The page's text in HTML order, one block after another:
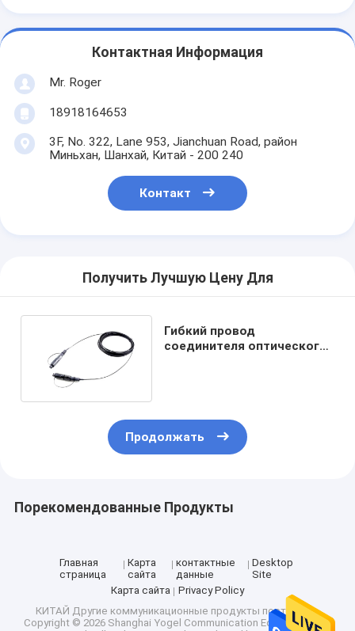
Контактная Информация
Mr. Roger
18918164653
3F, No. 322, Lane 953, Jianchuan Road, район
Миньхан, Шанхай, Китай - 200 240
Контакт
Получить Лучшую Цену Для
Гибкий провод
соединителя оптического
Продолжать
Порекомендованные Продукты
Главная
страница
Карта
сайта
контактные
данные
Desktop
Site
Карта сайта
Privacy Policy
КИТАЙ Другие коммуникационные продукты поставщик.
Copyright © 2026 Shanghai Yogel Communication Equipment Co.,